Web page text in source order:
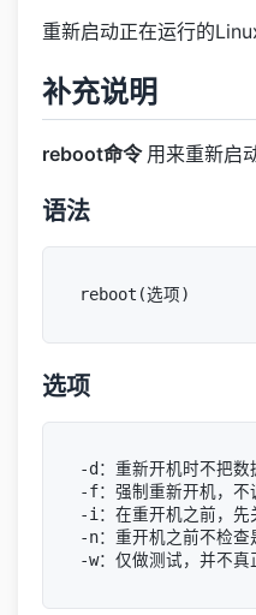
重新启动正在运行的
补充说明
reboot命令 用来重新启
语法
选项
-d：重新开机时不把
-f：强制重新开机，不
-i：在重开机之前，先
-n：重开机之前不检查